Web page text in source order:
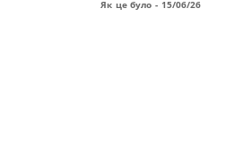
Як це було - 15/06/26